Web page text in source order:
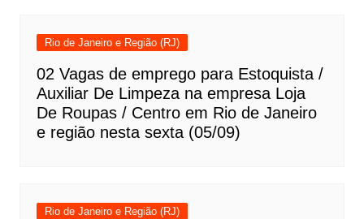
Rio de Janeiro e Região (RJ)
02 Vagas de emprego para Estoquista /
Auxiliar De Limpeza na empresa Loja
De Roupas / Centro em Rio de Janeiro
e região nesta sexta (05/09)
Rio de Janeiro e Região (RJ)